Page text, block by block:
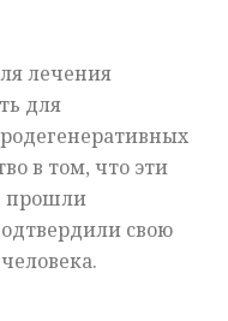
лечения
для
в том, что эти
прошли
свою